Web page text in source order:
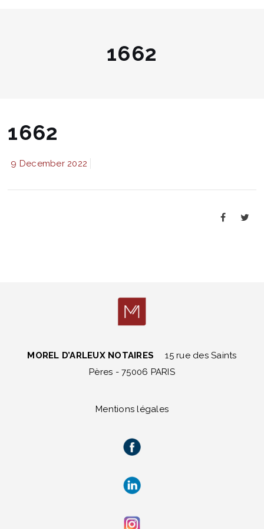
1662
1662
9 December 2022
MOREL D’ARLEUX NOTAIRES
15 rue des Saints
Pères - 75006 PARIS
Mentions légales